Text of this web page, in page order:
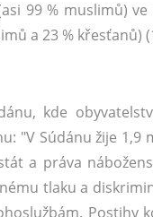
99 % muslimů)
a 23 % křesťanů)
kde
"V Súdánu žije
a práva
tlaku a
Postihy